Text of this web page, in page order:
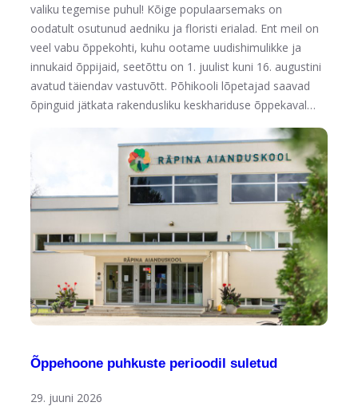
valiku tegemise puhul! Kõige populaarsemaks on
oodatult osutunud aedniku ja floristi erialad. Ent meil on
veel vabu õppekohti, kuhu ootame uudishimulikke ja
innukaid õppijaid, seetõttu on 1. juulist kuni 16. augustini
avatud täiendav vastuvõtt. Põhikooli lõpetajad saavad
õpinguid jätkata rakendusliku keskhariduse õppekaval…
Õppehoone puhkuste perioodil suletud
29. juuni 2026